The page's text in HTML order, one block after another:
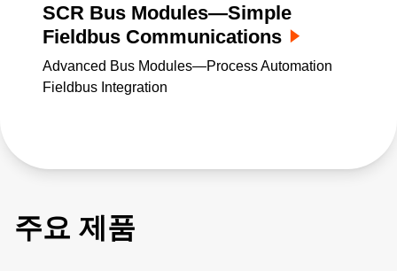
SCR Bus Modules—Simple
Fieldbus Communications
Advanced Bus Modules—Process Automation
Fieldbus Integration
주요 제품